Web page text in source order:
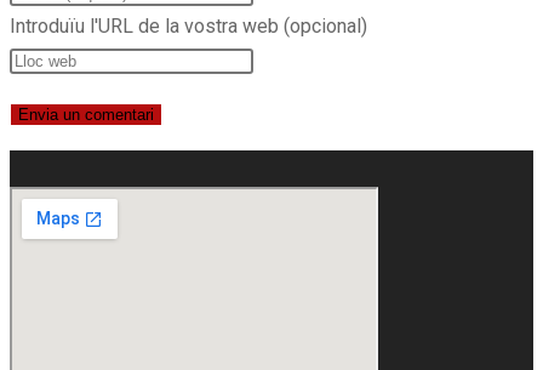
Introduïu l'URL de la vostra web (opcional)